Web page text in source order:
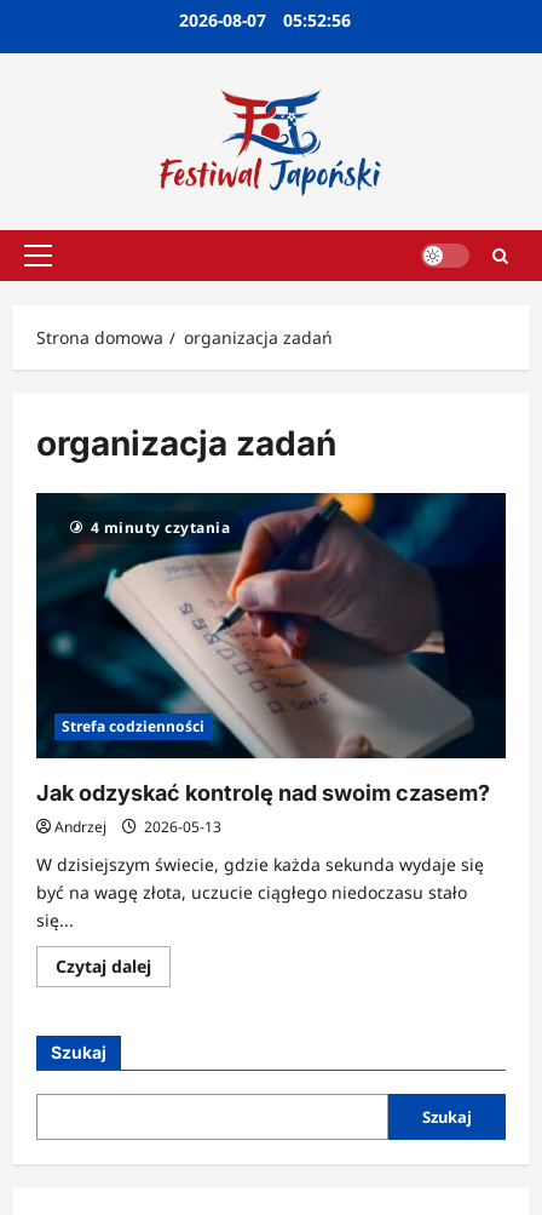
2026-08-07 05:52:57
Menu
Strona domowa
organizacja zadań
organizacja zadań
4 minuty czytania
Strefa codzienności
Jak odzyskać kontrolę nad swoim czasem?
Andrzej 2026-05-13
W dzisiejszym świecie, gdzie każda sekunda wydaje się
być na wagę złota, uczucie ciągłego niedoczasu stało
się...
Czytaj dalejDowiedz
się
kontrolę
swoim
Szukaj
Szukaj